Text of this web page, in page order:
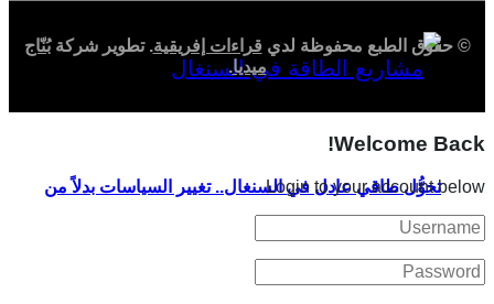
تحوُّل طاقي عادل في السنغال.. تغيير السياسات بدلاً من
دوّامة الديون
© حقوق الطبع محفوظة لدي قراءات إفريقية. تطوير شركةبُنّاج
ميديا.
Welcome Back!
Login to your account below